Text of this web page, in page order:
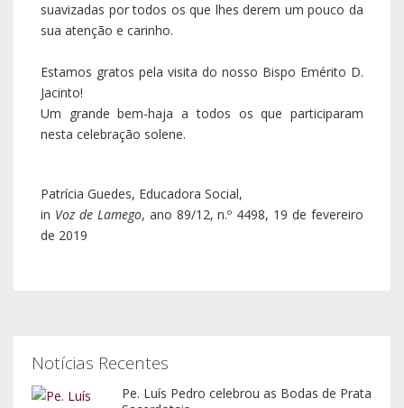
suavizadas por todos os que lhes derem um pouco da
sua atenção e carinho.
Estamos gratos pela visita do nosso Bispo Emérito D.
Jacinto!
Um grande bem-haja a todos os que participaram
nesta celebração solene.
Patrícia Guedes, Educadora Social,
in Voz de Lamego, ano 89/12, n.º 4498, 19 de fevereiro
de 2019
Notícias Recentes
Pe. Luís Pedro celebrou as Bodas de Prata